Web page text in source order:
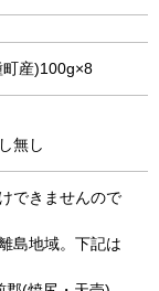
町産)100g×8
無し
できませんので
島地域。下記は